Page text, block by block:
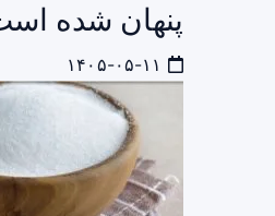
پنهان شده